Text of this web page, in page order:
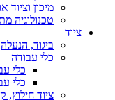
מיכון וציוד
טכנולוגיה
ציוד
ביגוד,
כלי עבודה
כלי
כלי
ציוד